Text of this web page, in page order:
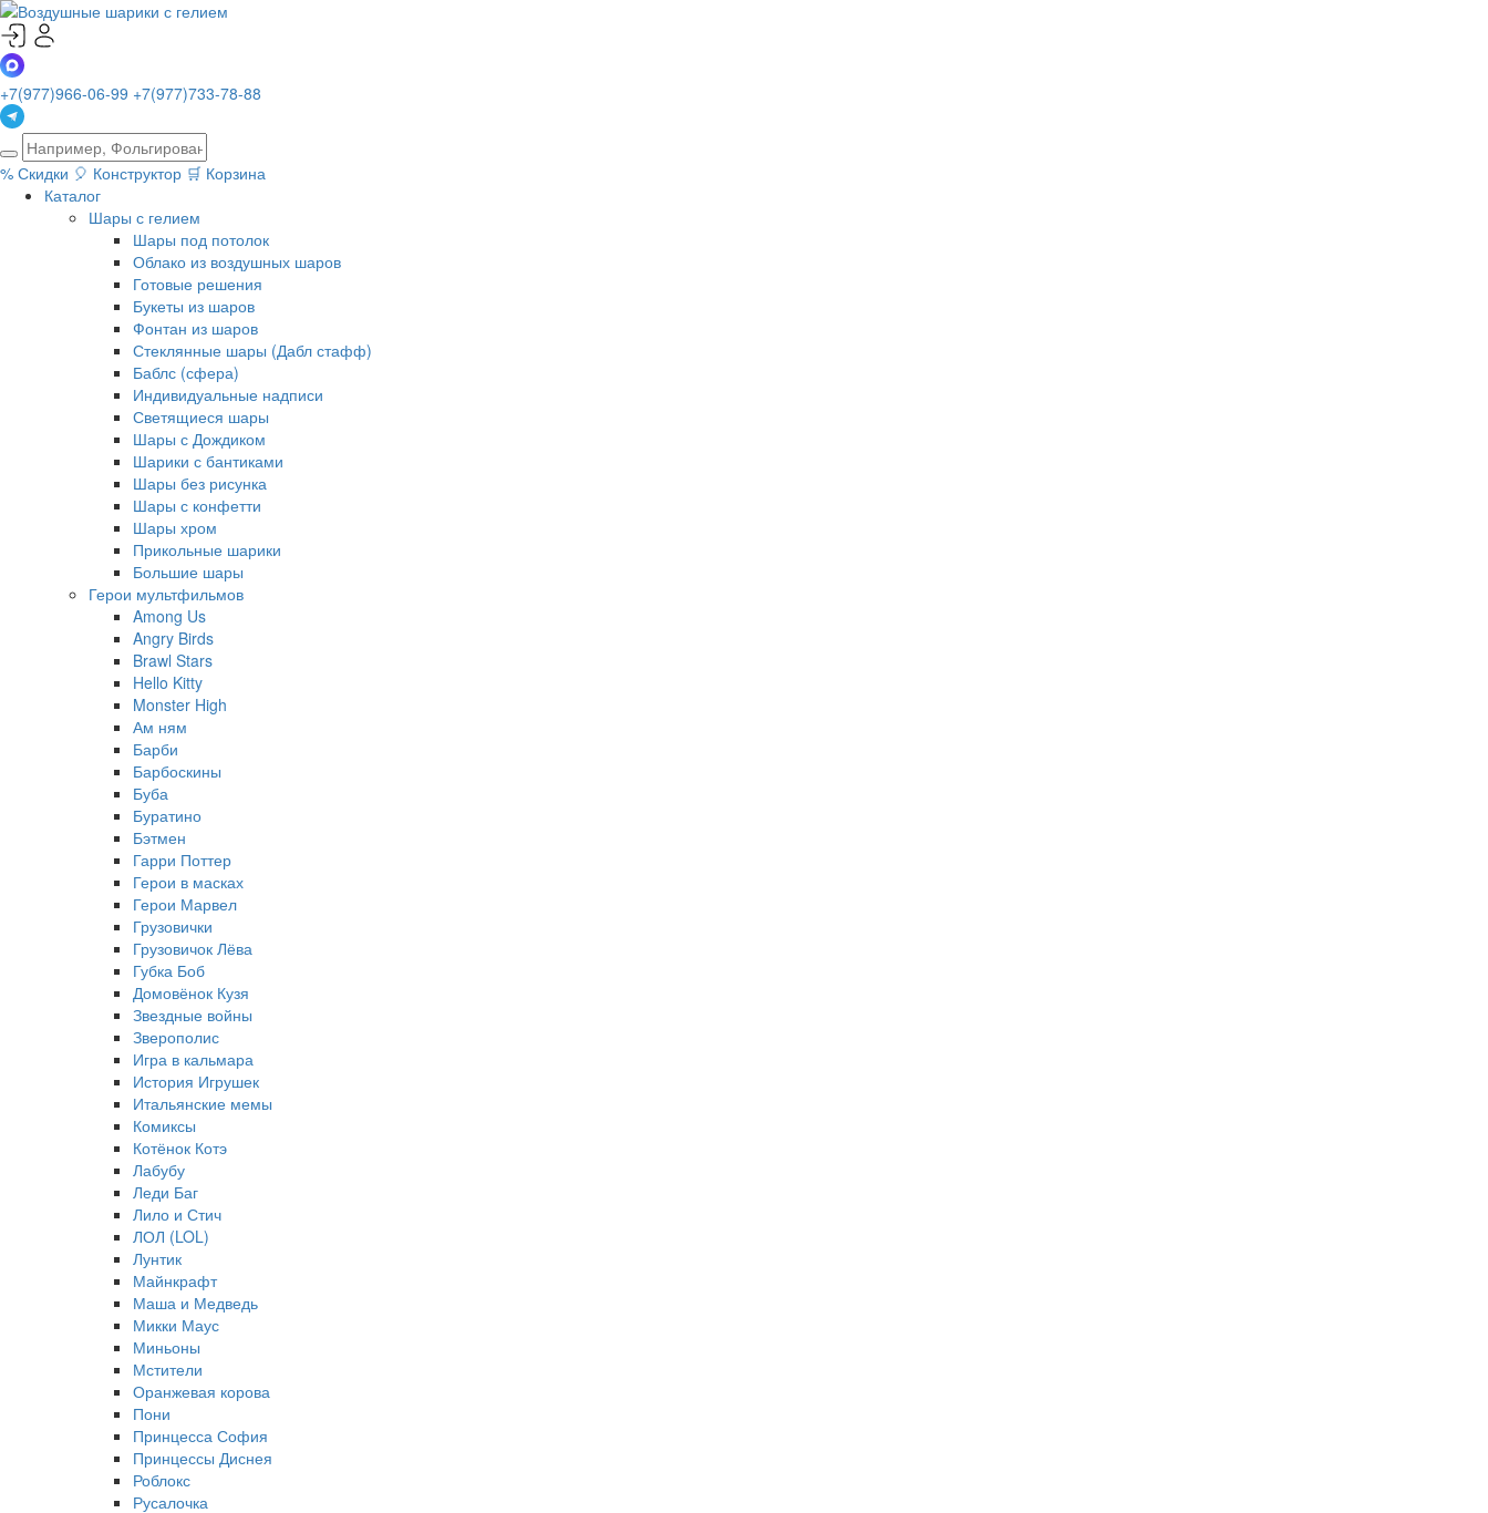
+7(977)966-06-99 +7(977)733-78-88
% Скидки 🎈 Конструктор 🛒 Корзина
Каталог
Шары с гелием
Шары под потолок
Облако из воздушных шаров
Готовые решения
Букеты из шаров
Фонтан из шаров
Стеклянные шары (Дабл стафф)
Баблс (сфера)
Индивидуальные надписи
Светящиеся шары
Шары с Дождиком
Шарики с бантиками
Шары без рисунка
Шары с конфетти
Шары хром
Прикольные шарики
Большие шары
Герои мультфильмов
Among Us
Angry Birds
Brawl Stars
Hello Kitty
Monster High
Ам ням
Барби
Барбоскины
Буба
Буратино
Бэтмен
Гарри Поттер
Герои в масках
Герои Марвел
Грузовички
Грузовичок Лёва
Губка Боб
Домовёнок Кузя
Звездные войны
Зверополис
Игра в кальмара
История Игрушек
Итальянские мемы
Комиксы
Котёнок Котэ
Лабубу
Леди Баг
Лило и Стич
ЛОЛ (LOL)
Лунтик
Майнкрафт
Маша и Медведь
Микки Маус
Миньоны
Мстители
Оранжевая корова
Пони
Принцесса София
Принцессы Диснея
Роблокс
Русалочка